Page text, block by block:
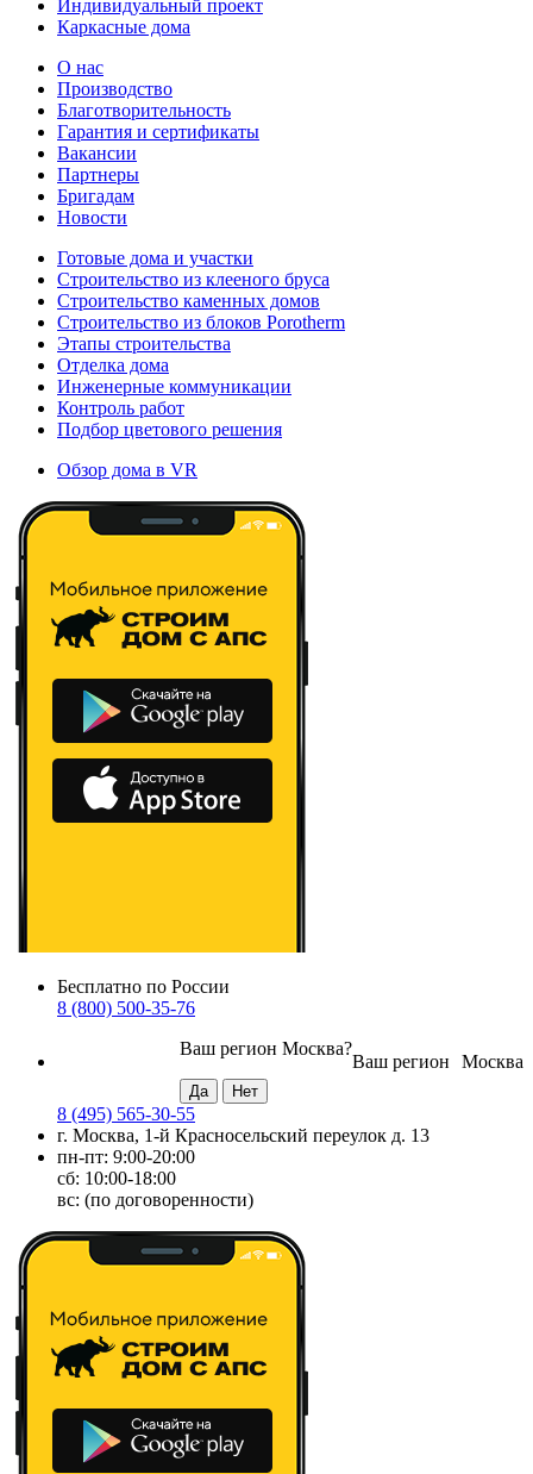
Индивидуальный проект
Каркасные дома
О нас
Производство
Благотворительность
Гарантия и сертификаты
Вакансии
Партнеры
Бригадам
Новости
Готовые дома и участки
Строительство из клееного бруса
Строительство каменных домов
Строительство из блоков Porotherm
Этапы строительства
Отделка дома
Инженерные коммуникации
Контроль работ
Подбор цветового решения
Обзор дома в VR
Бесплатно по России
8 (800) 500-35-76
Москва
Ваш регион
Ваш регион Москва?
8 (495) 565-30-55
г. Москва, 1-й Красносельский переулок д. 13
пн-пт: 9:00-20:00
сб: 10:00-18:00
вс: (по договоренности)